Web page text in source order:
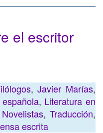
el escritor
,Javier Marías,
, Literatura en
Novelistas, Traducción,
escrita